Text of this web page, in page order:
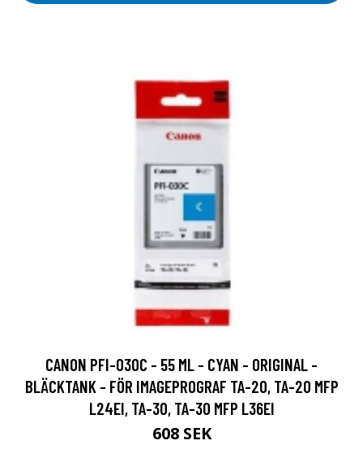
CANON PFI-030C - 55 ML - CYAN - ORIGINAL -
BLÄCKTANK - FÖR IMAGEPROGRAF TA-20, TA-20 MFP
L24EI, TA-30, TA-30 MFP L36EI
608 SEK